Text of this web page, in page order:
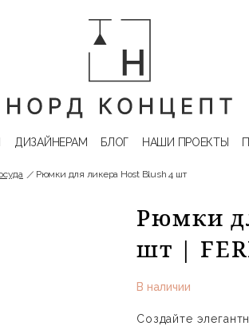
ДИЗАЙНЕРАМ БЛОГ НАШИ ПРОЕКТЫ
Рюмки для ликера Host Blush 4 шт
Рюмки
шт |
В наличии
Создайте